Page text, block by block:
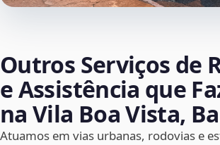
Outros Serviços de
e Assistência que
na Vila Boa Vista,
Atuamos em vias urbanas, rodovias e